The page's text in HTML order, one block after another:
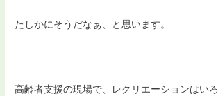
たしかにそうだなぁ、と思います。
高齢者支援の現場で、レクリエーションはい